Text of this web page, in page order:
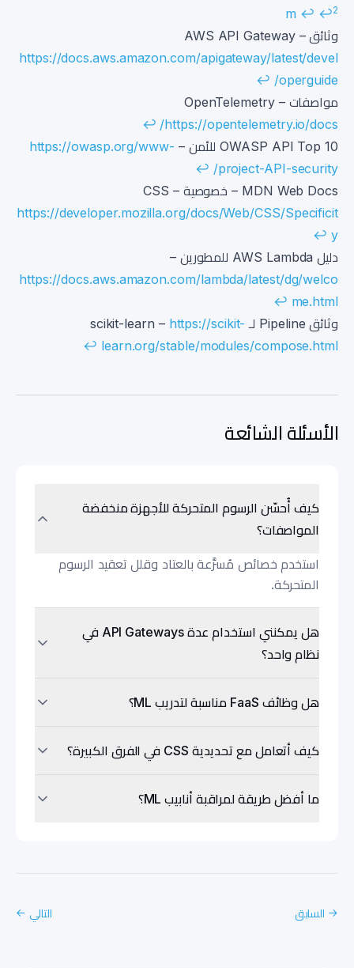
m ↩ ↩2
وثائق AWS API Gateway –
https://docs.aws.amazon.com/apigateway/latest/devel
operguide/
↩
مواصفات OpenTelemetry –
https://opentelemetry.io/docs/
↩
OWASP API Top 10 للأمن –
https://owasp.org/www-
project-API-security/
↩
MDN Web Docs – خصوصية CSS –
https://developer.mozilla.org/docs/Web/CSS/Specificit
y
↩
دليل AWS Lambda للمطورين –
https://docs.aws.amazon.com/lambda/latest/dg/welco
me.html
↩
وثائق Pipeline لـ scikit-learn –
https://scikit-
learn.org/stable/modules/compose.html
↩
الأسئلة الشائعة
كيف أُحسّن الرسوم المتحركة للأجهزة منخفضة
المواصفات؟
استخدم خصائص مُسرَّعة بالعتاد وقلل تعقيد الرسوم
المتحركة.
هل يمكنني استخدام عدة API Gateways في
نظام واحد؟
هل وظائف FaaS مناسبة لتدريب ML؟
كيف أتعامل مع تحديدية CSS في الفرق الكبيرة؟
ما أفضل طريقة لمراقبة أنابيب ML؟
← السابق التالي →